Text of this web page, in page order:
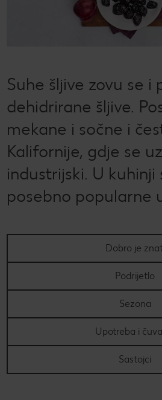
Kaufland Card i P&G te nagrađuju!
CHECK IT OUT
LIVARNO CHECK IT OUT
ESMARA CHECK IT OUT
PARKSIDE
Uvijek svježe - samo za tebe!
Ugovorena proizvodnja
Želiš najbolju kupnju? Dobiješ je
Broj 1 za kupnju na jednom mjestu
Radno vrijeme nedjeljom
Igraj i zabavi se!
PRAVILA NAGRADNOG
PRAVILA NAGRADNOG
Popis maloprodajnih cijena
Super Summer
Super summer (EN)
Super Sommer (DE)
Super estate (IT)
Data Act
How to make it in Croatia
Kupuj sa stilom!
Suhe šljive zovu se i
dehidrirane šljive.
mekane i sočne i
Kalifornije, gdje se
industrijski. U kuhinji
posebno popularne
Dobro je
Podrijetlo
Sezona
Upotreba i
Sastojci